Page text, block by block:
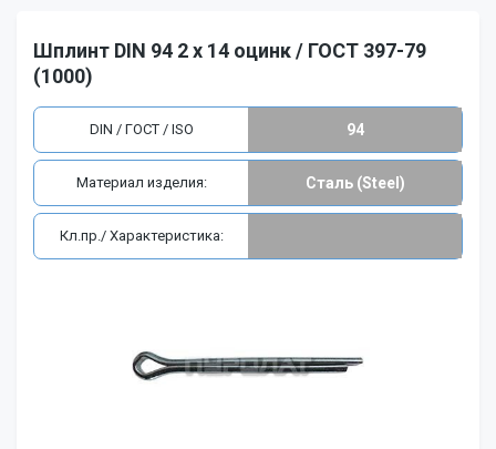
Шплинт DIN 94 2 x 14 оцинк / ГОСТ 397-79
(1000)
DIN / ГОСТ / ISO 94
Материал изделия: Сталь (Steel)
Кл.пр./ Характеристика: